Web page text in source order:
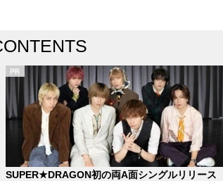
SUPER★DRAGON初の両A面シングルリリース